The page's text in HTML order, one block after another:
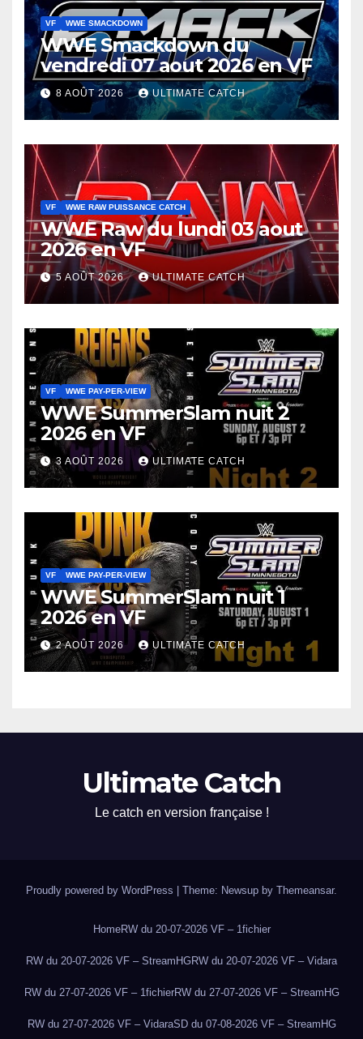
VF WWE SMACKDOWN
WWE Smackdown du
vendredi 07 aout 2026 en VF
8 AOÛT 2026 ULTIMATE CATCH
VF WWE RAW PUISSANCE CATCH
WWE Raw du lundi 03 aout
2026 en VF
5 AOÛT 2026 ULTIMATE CATCH
VF WWE PAY-PER-VIEW
WWE SummerSlam nuit 2
2026 en VF
3 AOÛT 2026 ULTIMATE CATCH
VF WWE PAY-PER-VIEW
WWE SummerSlam nuit 1
2026 en VF
2 AOÛT 2026 ULTIMATE CATCH
Ultimate Catch
Le catch en version française !
Proudly powered by WordPress Theme: Newsup by Themeansar.
HomeRW du 20-07-2026 VF – 1fichier
RW du 20-07-2026 VF – StreamHGRW du 20-07-2026 VF – Vidara
RW du 27-07-2026 VF – 1fichierRW du 27-07-2026 VF – StreamHG
RW du 27-07-2026 VF – VidaraSD du 07-08-2026 VF – StreamHG